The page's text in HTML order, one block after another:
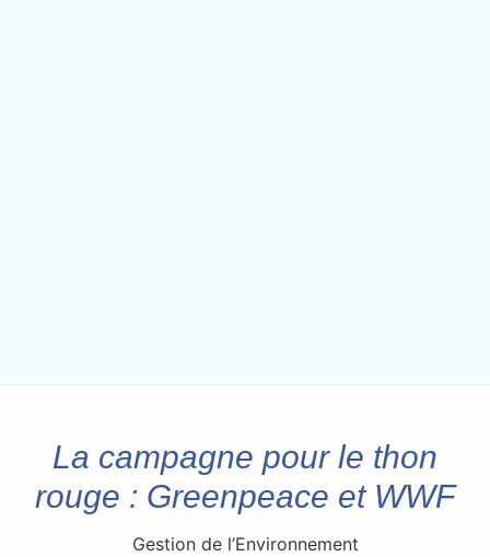
La campagne pour le thon
rouge : Greenpeace et WWF
Gestion de l’Environnement